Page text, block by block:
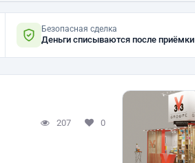
Безопасная сделка
Деньги списываются после приёмки
207 0